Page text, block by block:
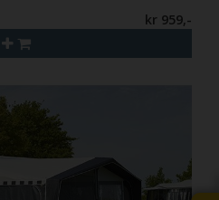
kr 959,-